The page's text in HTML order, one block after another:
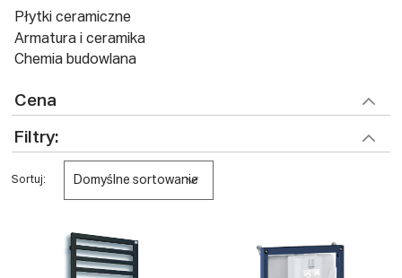
Płytki ceramiczne
Armatura i ceramika
Chemia budowlana
Cena
Filtry:
Sortuj: Domyślne sortowanie